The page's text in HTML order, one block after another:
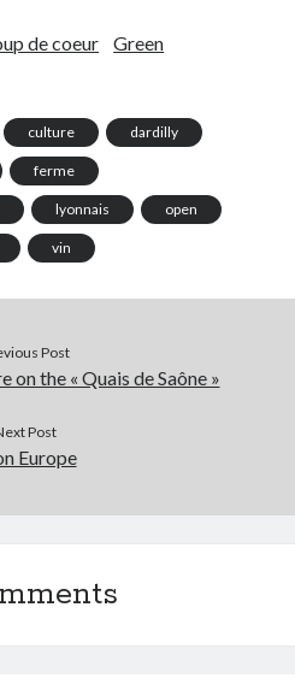
de coeur
Green
culture dardilly
ferme
lyonnais open
vin
Post
on the « Quais de Saône »
Post
Europe